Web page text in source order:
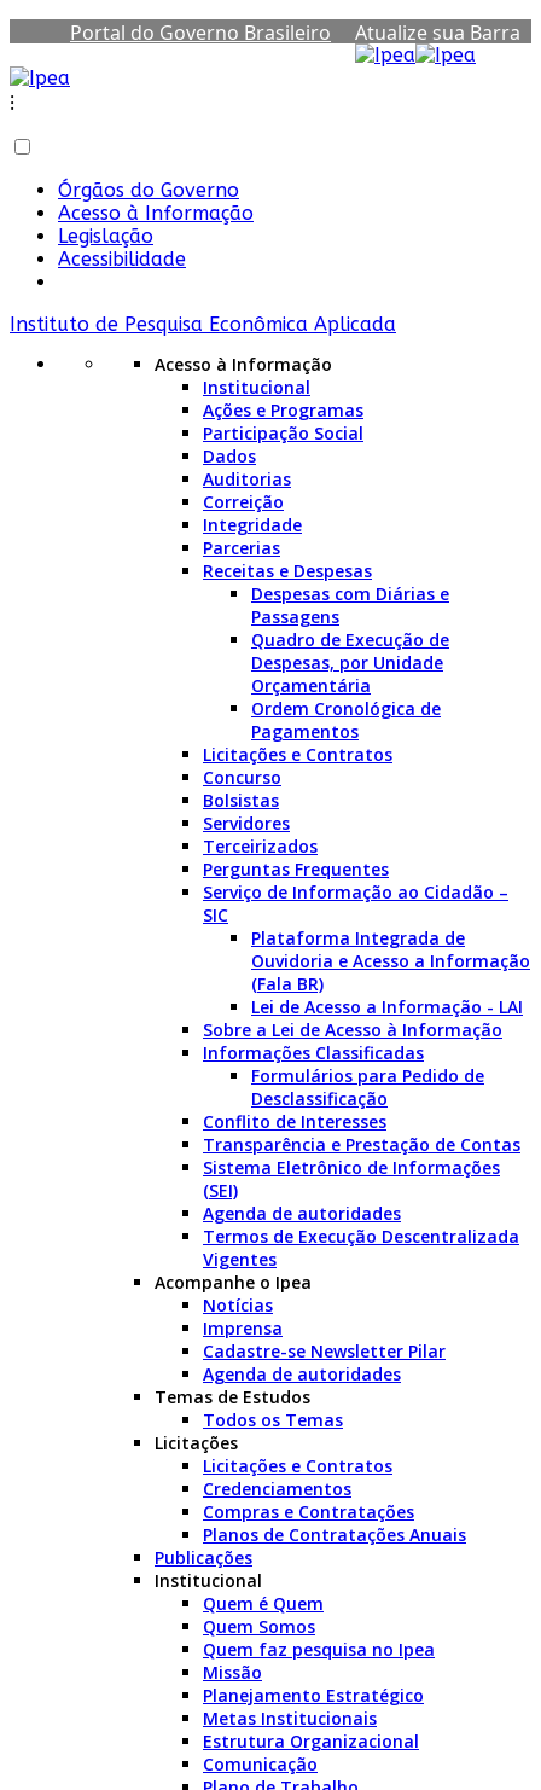
Portal do Governo Brasileiro
Atualize sua Barra
⁝
Órgãos do Governo
Acesso à Informação
Legislação
Acessibilidade
Instituto de Pesquisa Econômica Aplicada
Acesso à Informação
Institucional
Ações e Programas
Participação Social
Dados
Auditorias
Correição
Integridade
Parcerias
Receitas e Despesas
Despesas com Diárias e
Passagens
Quadro de Execução de
Despesas, por Unidade
Orçamentária
Ordem Cronológica de
Pagamentos
Licitações e Contratos
Concurso
Bolsistas
Servidores
Terceirizados
Perguntas Frequentes
Serviço de Informação ao Cidadão –
SIC
Plataforma Integrada de
Ouvidoria e Acesso a Informação
(Fala BR)
Lei de Acesso a Informação - LAI
Sobre a Lei de Acesso à Informação
Informações Classificadas
Formulários para Pedido de
Desclassificação
Conflito de Interesses
Transparência e Prestação de Contas
Sistema Eletrônico de Informações
(SEI)
Agenda de autoridades
Termos de Execução Descentralizada
Vigentes
Acompanhe o Ipea
Notícias
Imprensa
Cadastre-se Newsletter Pilar
Agenda de autoridades
Temas de Estudos
Todos os Temas
Licitações
Licitações e Contratos
Credenciamentos
Compras e Contratações
Planos de Contratações Anuais
Publicações
Institucional
Quem é Quem
Quem Somos
Quem faz pesquisa no Ipea
Missão
Planejamento Estratégico
Metas Institucionais
Estrutura Organizacional
Comunicação